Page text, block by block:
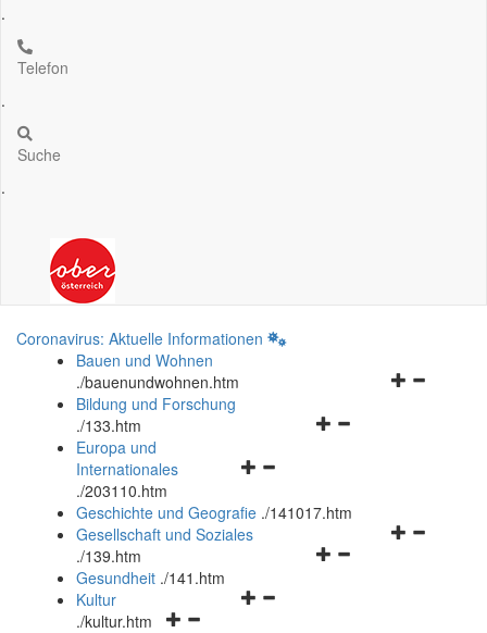
.
Telefon
.
Suche
.
Coronavirus: Aktuelle Informationen
Bauen und Wohnen
./bauenundwohnen.htm
Navigationsmenü
Bildung und Forschung
./133.htm
Navigationsmenü
und
schließen
Europa und
Internationales
./203110.htm
Geschichte und Geografie ./141017.htm
Navigationsmenü
Gesellschaft und Soziales
./139.htm
Navigationsmenü
Gesundheit ./141.htm
Navigationsmenü
Kultur
./kultur.htm